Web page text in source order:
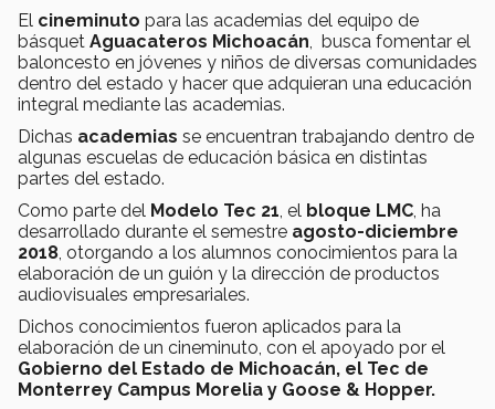
El cineminuto para las academias del equipo de
básquet Aguacateros Michoacán , busca fomentar el
baloncesto en jóvenes y niños de diversas comunidades
dentro del estado y hacer que adquieran una educación
integral mediante las academias.
Dichas academias se encuentran trabajando dentro de
algunas escuelas de educación básica en distintas
partes del estado.
Como parte del Modelo Tec 21 , el bloque LMC , ha
desarrollado durante el semestre agosto-diciembre
2018 , otorgando a los alumnos conocimientos para la
elaboración de un guión y la dirección de productos
audiovisuales empresariales.
Dichos conocimientos fueron aplicados para la
elaboración de un cineminuto, con el apoyado por el
Gobierno del Estado de Michoacán, el Tec de
Monterrey Campus Morelia y Goose & Hopper.